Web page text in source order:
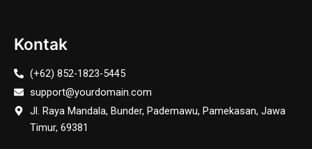
Kontak
(+62) 852-1823-5445
support@yourdomain.com
Jl. Raya Mandala, Bunder, Pademawu, Pamekasan, Jawa
Timur, 69381